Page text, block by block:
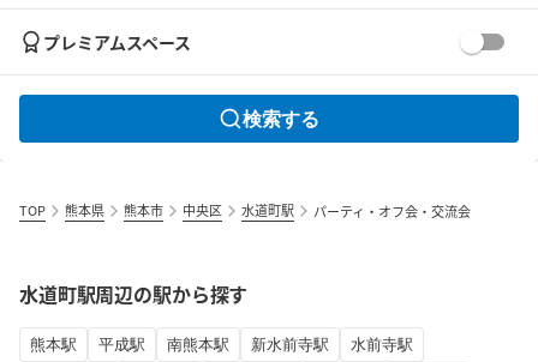
プレミアムスペース
検索する
TOP 熊本県 熊本市 中央区 水道町駅 パーティ・オフ会・交流会
水道町駅周辺の駅から探す
熊本駅 平成駅 南熊本駅 新水前寺駅
水前寺駅